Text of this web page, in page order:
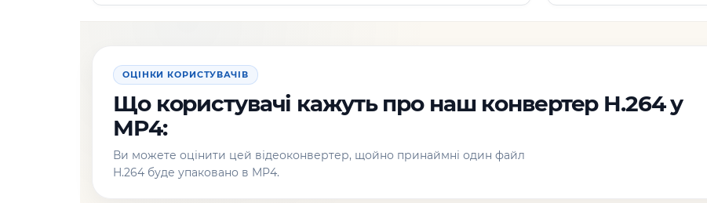
ОЦІНКИ КОРИСТУВАЧІВ
Що користувачі кажуть про наш конвертер H.264 у
MP4:
Ви можете оцінити цей відеоконвертер, щойно принаймні один файл
H.264 буде упаковано в MP4.